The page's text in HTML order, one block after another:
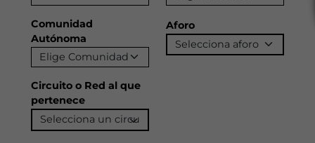
Comunidad
Autónoma
Aforo
Circuito o Red al que
pertenece